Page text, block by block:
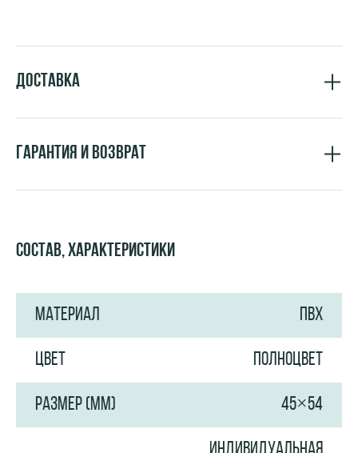
Состав, характеристики
МАТЕРИАЛ ПВХ
ЦВЕТ ПОЛНОЦВЕТ
РАЗМЕР (ММ) 45×54
Доставка
Гарантия и возврат